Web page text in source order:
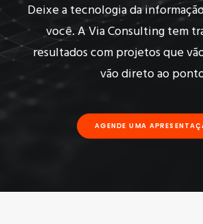
Deixe a tecnologia da
você. A Via Consulting tem
resultados com projetos que
vão direto ao
AGENDE UMA